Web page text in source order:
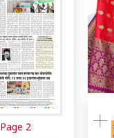
Page 2